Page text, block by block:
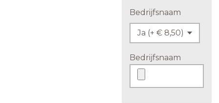
Bedrijfsnaam
Bedrijfsnaam